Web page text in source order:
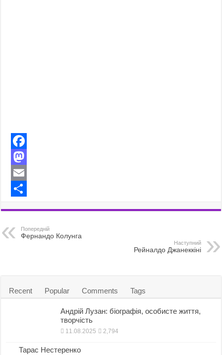
F
a
c
o
M
a
o
E
ia
Попередній
Фернандо Колунга
Наступний
Рейналдо Джанеккіні
Recent Popular Comments Tags
Андрій Лузан: біографія, особисте життя,
творчість
11.08.2025 2,794
Тарас Нестеренко